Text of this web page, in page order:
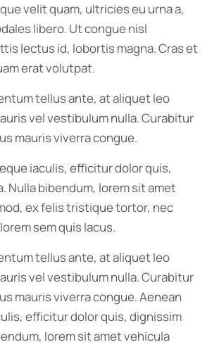
velit quam, ultricies eu urna a,
libero. Ut congue nisl
lectus id, lobortis magna. Cras et
erat volutpat.
tellus ante, at aliquet leo
vel vestibulum nulla. Curabitur
mauris viverra congue.
iaculis, efficitur dolor quis,
Nulla bibendum, lorem sit amet
ex felis tristique tortor, nec
sem quis lacus.
tellus ante, at aliquet leo
vel vestibulum nulla. Curabitur
mauris viverra congue. Aenean
efficitur dolor quis, dignissim
lorem sit amet vehicula